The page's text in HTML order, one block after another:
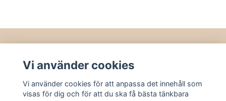
Köpvillkor
Kontakt
Utvalt
Vi använder cookies
Vi använder cookies för att anpassa det innehåll som
visas för dig och för att du ska få bästa tänkbara